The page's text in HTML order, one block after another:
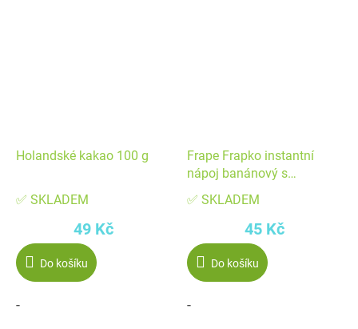
Holandské kakao 100 g
✅ SKLADEM
49 Kč
Do košíku
-
Frape Frapko instantní
nápoj banánový s
vlákninou 200 g
✅ SKLADEM
45 Kč
Do košíku
-